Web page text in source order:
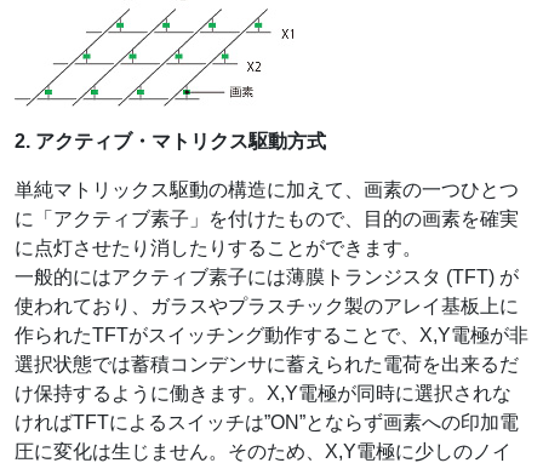
2. アクティブ・マトリクス駆動方式
単純マトリックス駆動の構造に加えて、画素の一つひとつ
に「アクティブ素子」を付けたもので、目的の画素を確実
に点灯させたり消したりすることができます。
一般的にはアクティブ素子には薄膜トランジスタ (TFT) が
使われており、ガラスやプラスチック製のアレイ基板上に
作られたTFTがスイッチング動作することで、X,Y電極が非
選択状態では蓄積コンデンサに蓄えられた電荷を出来るだ
け保持するように働きます。X,Y電極が同時に選択されな
ければTFTによるスイッチは”ON”とならず画素への印加電
圧に変化は生じません。そのため、X,Y電極に少しのノイ